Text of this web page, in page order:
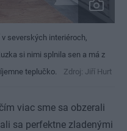
severských interiéroch,
si nimi splnila sen a má z
teplučko.
Zdroj: Jiří Hurt
viac sme sa obzerali
sa perfektne zladenými